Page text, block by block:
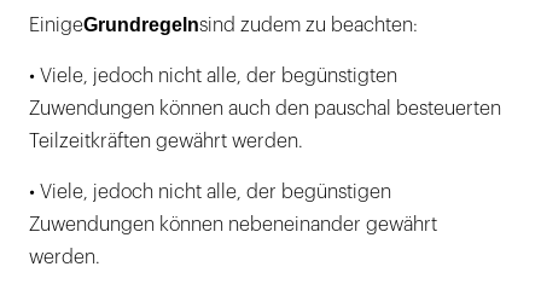
EinigeGrundregelnsind zudem zu beachten:
• Viele, jedoch nicht alle, der begünstigten
Zuwendungen können auch den pauschal besteuerten
Teilzeitkräften gewährt werden.
• Viele, jedoch nicht alle, der begünstigen
Zuwendungen können nebeneinander gewährt
werden.